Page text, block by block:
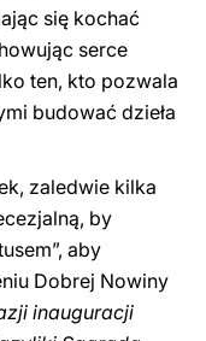
się kochać
serce
ten, kto pozwala
budować dzieła
zaledwie kilka
by
aby
Dobrej Nowiny
inauguracji